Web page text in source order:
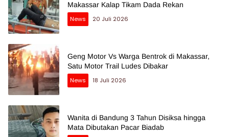
Makassar Kalap Tikam Dada Rekan
News
20 Juli 2026
Geng Motor Vs Warga Bentrok di Makassar,
Satu Motor Trail Ludes Dibakar
News
18 Juli 2026
Wanita di Bandung 3 Tahun Disiksa hingga
Mata Dibutakan Pacar Biadab